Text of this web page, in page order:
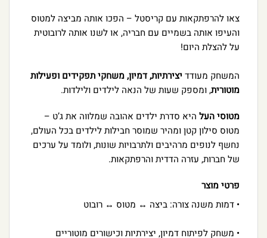
צאו להרפתקאות עם קריסטל – הפכו אותה מביצה למטוס
והעיפו אותה בשמיים עם חבריה, או לשנו אותה לרובוטית
על להצלת היום!
המשחק מעודד יצירתיות, דמיון, משחקי תפקידים ופעילות
מוטורית, ומספק שעות של הנאה לילדים ולילדות.
מטוסי העל היא סדרת ילדים אהובה שמלווה את ג’ט –
מטוס סילון קטן ומהיר שמוסר חבילות לילדים בכל העולם,
נחשף לנופים מרהיבים ולתרבויות שונות, ולומד על ערכים
של חברות, עזרה הדדית והרפתקאות.
פרטי מוצר
• דמות משנה צורה: ביצה ↔ מטוס ↔ רובוט
• משחק לפיתוח דמיון, יצירתיות וכישורים מוטוריים